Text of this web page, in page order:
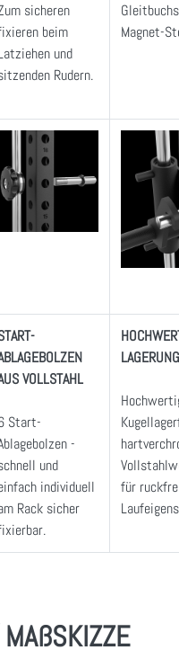
sicheren
beim
und
Rudern.
Magnet-
VOLLSTAHL
Start-
-
und
individuell
Rack sicher
LAGERUNG
für